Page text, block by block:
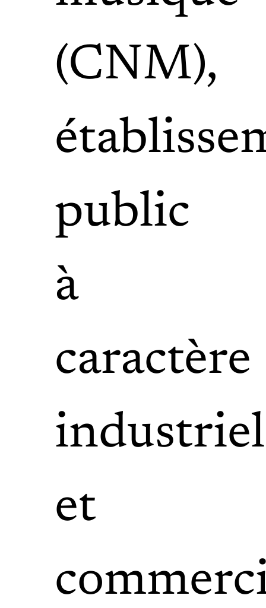
(CNM),
public
à
caractère
industriel
et